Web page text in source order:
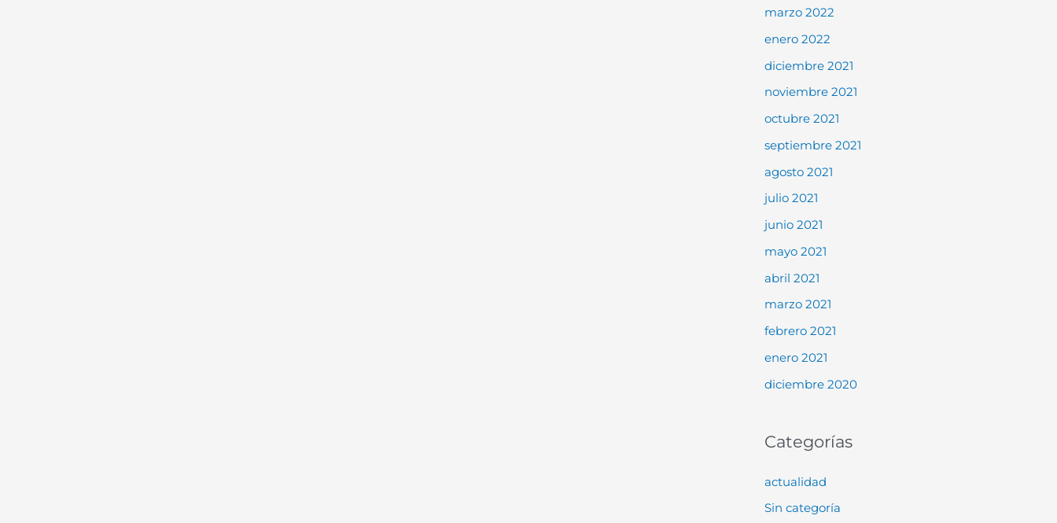
marzo 2022
enero 2022
diciembre 2021
noviembre 2021
octubre 2021
septiembre 2021
agosto 2021
julio 2021
junio 2021
mayo 2021
abril 2021
marzo 2021
febrero 2021
enero 2021
diciembre 2020
Categorías
actualidad
Sin categoría